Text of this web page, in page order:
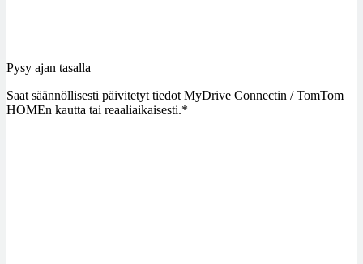
Pysy ajan tasalla
Saat säännöllisesti päivitetyt tiedot MyDrive Connectin / TomTom
HOMEn kautta tai reaaliaikaisesti.*